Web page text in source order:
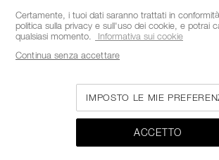
Certamente, i tuoi dati saranno trattati in
politica sulla privacy e sull'uso dei cookie, e potrai
qualsiasi momento.
Informativa sui cookie
ACCETTO
IMPOSTO LE MIE
Continua senza accettare